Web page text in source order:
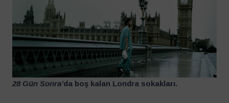
28 Gün Sonra’da boş kalan Londra sokakları.